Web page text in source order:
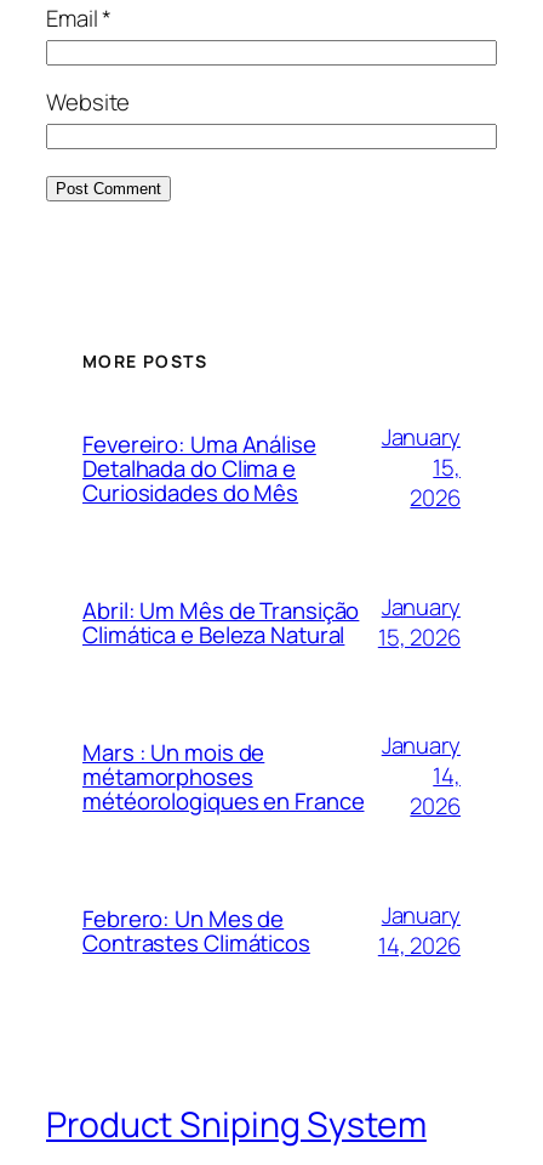
Email*
Website
MORE POSTS
Fevereiro: Uma Análise
Detalhada do Clima e
Curiosidades do Mês
January
15,
2026
Abril: Um Mês de Transição
Climática e Beleza Natural
January
15, 2026
Mars : Un mois de
métamorphoses
météorologiques en France
January
14,
2026
Febrero: Un Mes de
Contrastes Climáticos
January
14, 2026
Product Sniping System